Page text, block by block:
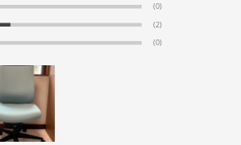
(0)
(2)
(0)